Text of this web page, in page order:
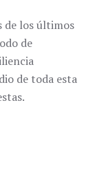
de los últimos
de
de toda esta